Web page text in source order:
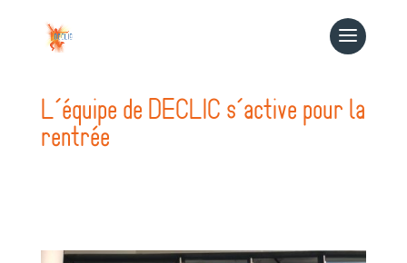
L’équipe de DECLIC s’active pour la
rentrée